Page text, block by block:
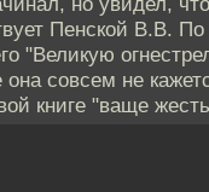
Пенской В.В.
"Великую
совсем не
книге "ваще